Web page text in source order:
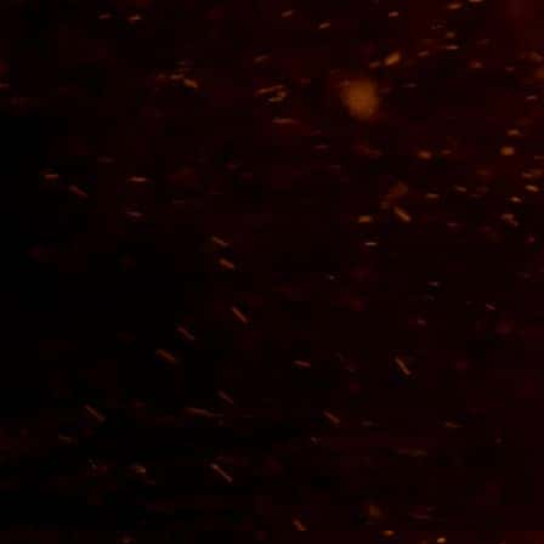
Tostadiño Vino